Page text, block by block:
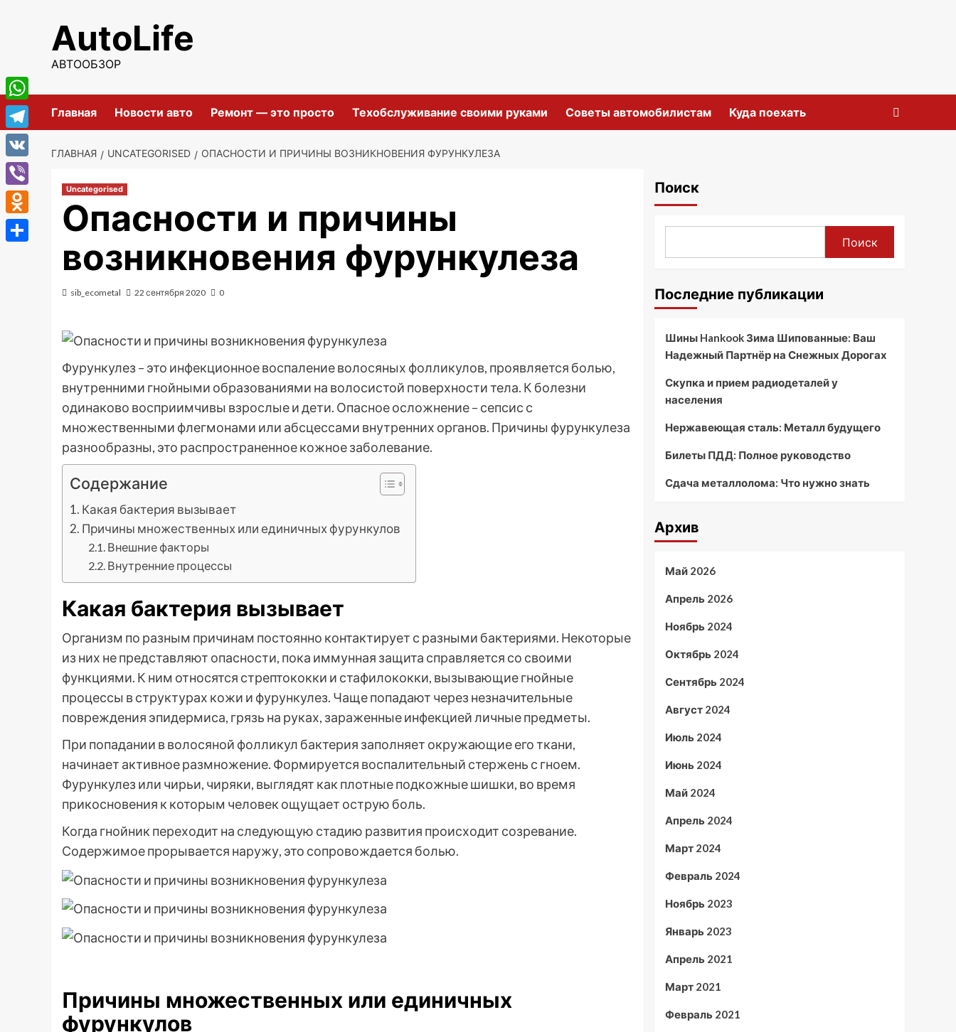
содержимомуAutoLife
АВТООБЗОР
Главная Новости авто Ремонт — это просто Техобслуживание своими руками Советы автомобилистам Куда поехать
ГЛАВНАЯ UNCATEGORISED ОПАСНОСТИ И ПРИЧИНЫ ВОЗНИКНОВЕНИЯ ФУРУНКУЛЕЗА
Uncategorised
Опасности и причины
возникновения фурункулеза
sib_ecometal 22 сентября 2020 0
Фурункулез – это инфекционное воспаление волосяных фолликулов, проявляется болью,
внутренними гнойными образованиями на волосистой поверхности тела. К болезни
одинаково восприимчивы взрослые и дети. Опасное осложнение – сепсис с
множественными флегмонами или абсцессами внутренних органов. Причины фурункулеза
разнообразны, это распространенное кожное заболевание.
Содержание
Какая бактерия вызывает
Причины множественных или единичных фурункулов
Внешние факторы
Внутренние процессы
Какая бактерия вызывает
Организм по разным причинам постоянно контактирует с разными бактериями. Некоторые
из них не представляют опасности, пока иммунная защита справляется со своими
функциями. К ним относятся стрептококки и стафилококки, вызывающие гнойные
процессы в структурах кожи и фурункулез. Чаще попадают через незначительные
повреждения эпидермиса, грязь на руках, зараженные инфекцией личные предметы.
При попадании в волосяной фолликул бактерия заполняет окружающие его ткани,
начинает активное размножение. Формируется воспалительный стержень с гноем.
Фурункулез или чирьи, чиряки, выглядят как плотные подкожные шишки, во время
прикосновения к которым человек ощущает острую боль.
Когда гнойник переходит на следующую стадию развития происходит созревание.
Содержимое прорывается наружу, это сопровождается болью.
Причины множественных или единичных
фурункулов
Поиск
Поиск
Последние публикации
Шины Hankook Зима Шипованные: Ваш
Надежный Партнёр на Снежных Дорогах
Скупка и прием радиодеталей у
населения
Нержавеющая сталь: Металл будущего
Билеты ПДД: Полное руководство
Сдача металлолома: Что нужно знать
Архив
Май 2026
Апрель 2026
Ноябрь 2024
Октябрь 2024
Сентябрь 2024
Август 2024
Июль 2024
Июнь 2024
Май 2024
Апрель 2024
Март 2024
Февраль 2024
Ноябрь 2023
Январь 2023
Апрель 2021
Март 2021
Февраль 2021
WhatsApp
Telegram
VK
Viber
Odnoklassniki
Отправить